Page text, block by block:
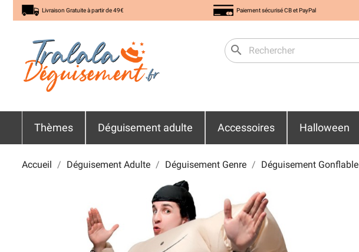
Livraison Gratuite à partir de 49€ Paiement sécurisé CB et PayPal
search
Thèmes Déguisement adulte Accessoires Halloween
Accueil Déguisement Adulte Déguisement Genre Déguisement Gonflable